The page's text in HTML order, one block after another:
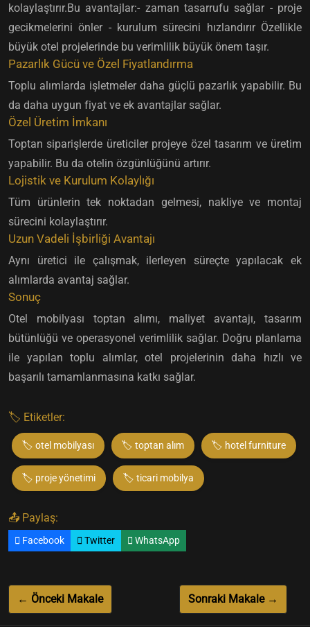
kolaylaştırır.Bu avantajlar:- zaman tasarrufu sağlar - proje
gecikmelerini önler - kurulum sürecini hızlandırır Özellikle
büyük otel projelerinde bu verimlilik büyük önem taşır.
Pazarlık Gücü ve Özel Fiyatlandırma
Toplu alımlarda işletmeler daha güçlü pazarlık yapabilir. Bu
da daha uygun fiyat ve ek avantajlar sağlar.
Özel Üretim İmkanı
Toptan siparişlerde üreticiler projeye özel tasarım ve üretim
yapabilir. Bu da otelin özgünlüğünü artırır.
Lojistik ve Kurulum Kolaylığı
Tüm ürünlerin tek noktadan gelmesi, nakliye ve montaj
sürecini kolaylaştırır.
Uzun Vadeli İşbirliği Avantajı
Aynı üretici ile çalışmak, ilerleyen süreçte yapılacak ek
alımlarda avantaj sağlar.
Sonuç
Otel mobilyası toptan alımı, maliyet avantajı, tasarım
bütünlüğü ve operasyonel verimlilik sağlar. Doğru planlama
ile yapılan toplu alımlar, otel projelerinin daha hızlı ve
başarılı tamamlanmasına katkı sağlar.
🏷️ Etiketler:
🏷️ otel mobilyası 🏷️ toptan alım 🏷️ hotel furniture
🏷️ proje yönetimi 🏷️ ticari mobilya
📤 Paylaş:
Facebook Twitter WhatsApp
← Önceki Makale Sonraki Makale →